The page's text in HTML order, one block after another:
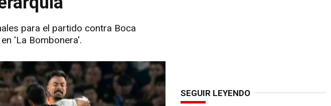
para el partido contra Boca
'La Bombonera'.
SEGUIR LEYENDO